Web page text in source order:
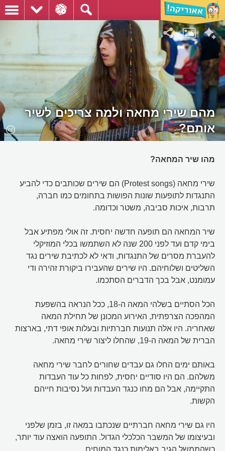
מהם שירי מחאה ולמה צריכים לשיר
אותם?
מהו שיר המחאה?
שירי מחאה (Protest songs) הם שירים שכותבים כדי להביע
התנגדות לתופעות שונות הפושות בתחומים כמו חברה,
תרבות, איכות סביבה, משטר וכדומה.
שיר המחאה הם תופעה חדשה יחסית. זה אולי מפתיע אבל
בימי קדם ועד לפני 200 שנה לא השתמשו בכלי המוזיקלי
להעברת מסרים של התנגדות, ודאי לא לכתיבת שירים נגד
השליטים ושלוחיהם. היו שירים שהעבירו ביקורת זהירה ודי
עמומנט, אבל בכך הדברים הסתכמו.
הכל הסתיים בשלהי המאה ה-18, ככל הנראה בהשפעת
המהפכה הצרפתית, האירוע המכונן של תחילת המאה
שאחריה. היו אלה תנועות חברתיות ובעלות אופי דתי, בארצות
הברית של המאה ה-19, שהחלו ליצור שירי מחאה.
באותם ימים החלו גם עבדים שחורים לחבר שירי מחאה
משלהם. הם היו סודיים יחסית, לפחות כל עוד העבדות
התקיימה, אבל הם מחו כנגד העבדות ועל נסיבות חייהם
הקשות.
היו גם שירי מחאה חברתיים שנכתבו במאה זו, בזמן שלפני
ובעיצומו של המשבר הכלכלי הגדול. התופעה הואצה עוד יותר,
כשהממשל הגיב באלימות כנגד המוחים.